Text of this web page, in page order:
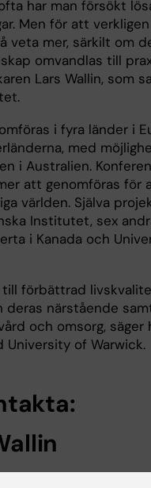
har man försökt
Men för att
veta mer, särkilt om
omvandlas till
Lars Wallin, som
i fyra länder i
med
i Australien.
att genomföras för
världen. Själva
Institutet, sex
i Kanada och
förbättrad
deras närstående
och omsorg,
University of Warwick.